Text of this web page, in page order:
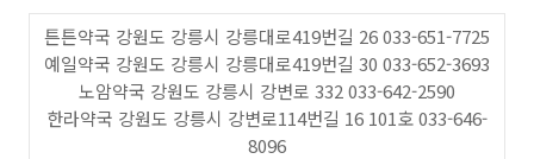
튼튼약국 강원도 강릉시 강릉대로419번길 26 033-651-7725
예일약국 강원도 강릉시 강릉대로419번길 30 033-652-3693
노암약국 강원도 강릉시 강변로 332 033-642-2590
한라약국 강원도 강릉시 강변로114번길 16 101호 033-646-
8096